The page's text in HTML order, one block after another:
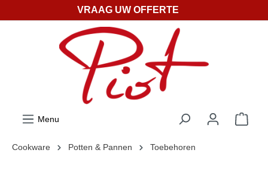
VRAAG UW OFFERTE
Menu
Cookware Potten & Pannen Toebehoren